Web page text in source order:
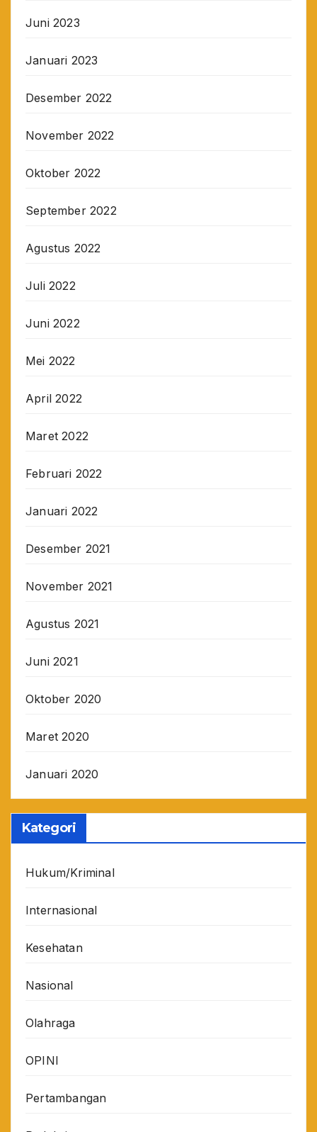
Juni 2023
Januari 2023
Desember 2022
November 2022
Oktober 2022
September 2022
Agustus 2022
Juli 2022
Juni 2022
Mei 2022
April 2022
Maret 2022
Februari 2022
Januari 2022
Desember 2021
November 2021
Agustus 2021
Juni 2021
Oktober 2020
Maret 2020
Januari 2020
Kategori
Hukum/Kriminal
Internasional
Kesehatan
Nasional
Olahraga
OPINI
Pertambangan